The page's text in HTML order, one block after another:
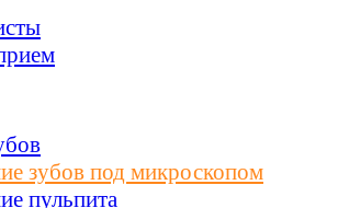
зубов под микроскопом
пульпита